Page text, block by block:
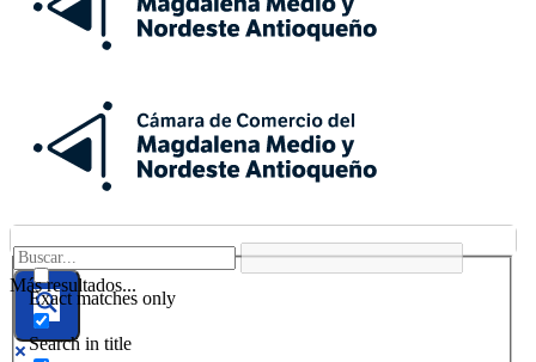
Más resultados...
Exact matches only
Search in title